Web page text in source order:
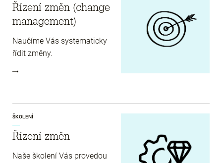
Řízení změn (change
management)
Naučíme Vás systematicky
řídit změny.
ŠKOLENÍ
Řízení změn
Naše školení Vás provedou